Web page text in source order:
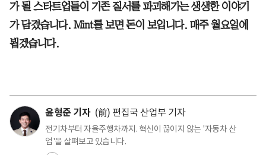
가 될 스타트업들이 기존 질서를 파괴해가는 생생한 이야기
가 담겼습니다. Mint를 보면 돈이 보입니다. 매주 월요일에
뵙겠습니다.
윤형준 기자 (前) 편집국 산업부 기자
전기차부터 자율주행차까지. 혁신이 끊이지 않는 '자동차 산
업'을 살펴보고 있습니다.